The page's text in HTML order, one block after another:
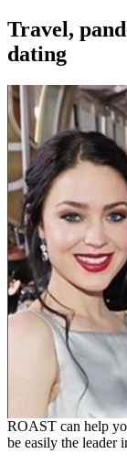
Travel,
dating
ROAST can help
be easily the leader